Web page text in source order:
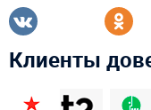
Клиенты